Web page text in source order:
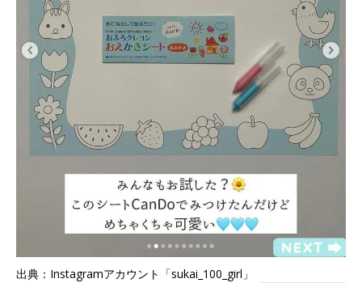
出典：Instagramアカウント「sukai_100_girl」